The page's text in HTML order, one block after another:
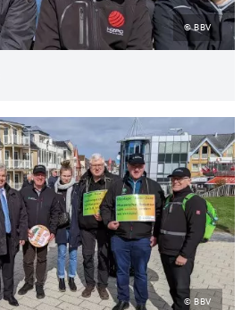
© BBV
© BBV